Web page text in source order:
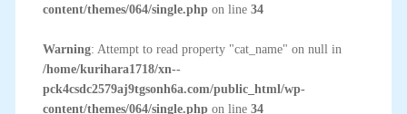
content/themes/064/single.phpon line 34
Warning: Attempt to read property "cat_name" on null in
/home/kurihara1718/xn--
pck4csdc2579aj9tgsonh6a.com/public_html/wp-
content/themes/064/single.phpon line 34